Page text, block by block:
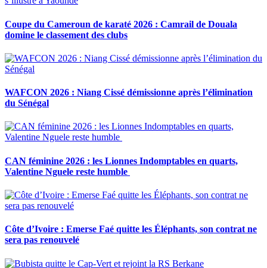
Coupe du Cameroun de karaté 2026 : Camrail de Douala
domine le classement des clubs
WAFCON 2026 : Niang Cissé démissionne après l’élimination
du Sénégal
CAN féminine 2026 : les Lionnes Indomptables en quarts,
Valentine Nguele reste humble
Côte d’Ivoire : Emerse Faé quitte les Éléphants, son contrat ne
sera pas renouvelé